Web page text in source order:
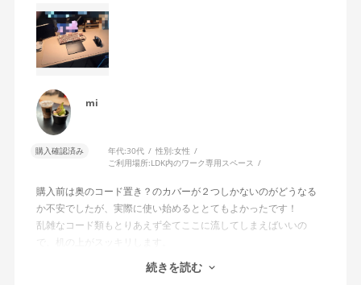
mi
購入確認済み 年代:30代 性別:女性
ご利用場所:LDK内のワーク専用スペース
購入前は奥のコード置き？のカバーが２つしかないのがどうなる
か不安でしたが、実際に使い始めるととてもよかったです！
乱雑なコード類もとりあえず全てここに流してしまえばいいの
で、机の上がスッキリします。
机の色も柔らかい桃色みのある色で、かわいらしいです。机自体
続きを読む